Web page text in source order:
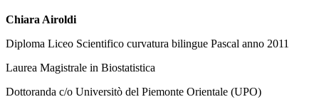
Chiara Airoldi
Diploma Liceo Scientifico curvatura bilingue Pascal anno 2011
Laurea Magistrale in Biostatistica
Dottoranda c/o Universitò del Piemonte Orientale (UPO)